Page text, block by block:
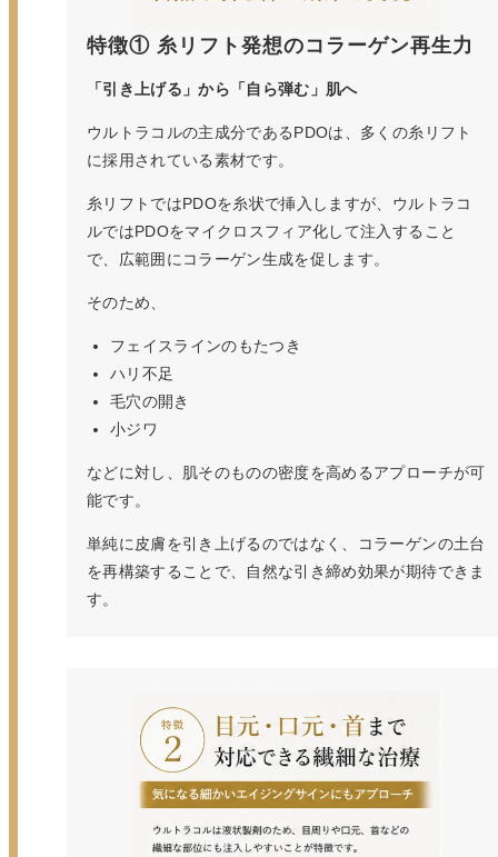
特徴① 糸リフト発想のコラーゲン再生力
「引き上げる」から「自ら弾む」肌へ
ウルトラコルの主成分であるPDOは、多くの糸リフト
に採用されている素材です。
糸リフトではPDOを糸状で挿入しますが、ウルトラコ
ルではPDOをマイクロスフィア化して注入すること
で、広範囲にコラーゲン生成を促します。
そのため、
フェイスラインのもたつき
ハリ不足
毛穴の開き
小ジワ
などに対し、肌そのものの密度を高めるアプローチが可
能です。
単純に皮膚を引き上げるのではなく、コラーゲンの土台
を再構築することで、自然な引き締め効果が期待できま
す。